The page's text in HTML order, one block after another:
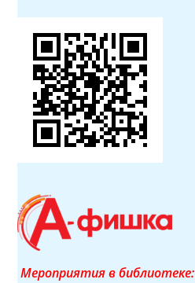
Мероприятия в библиотеке: